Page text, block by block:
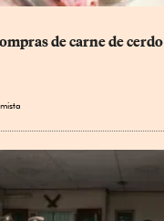
de carne de cerdo